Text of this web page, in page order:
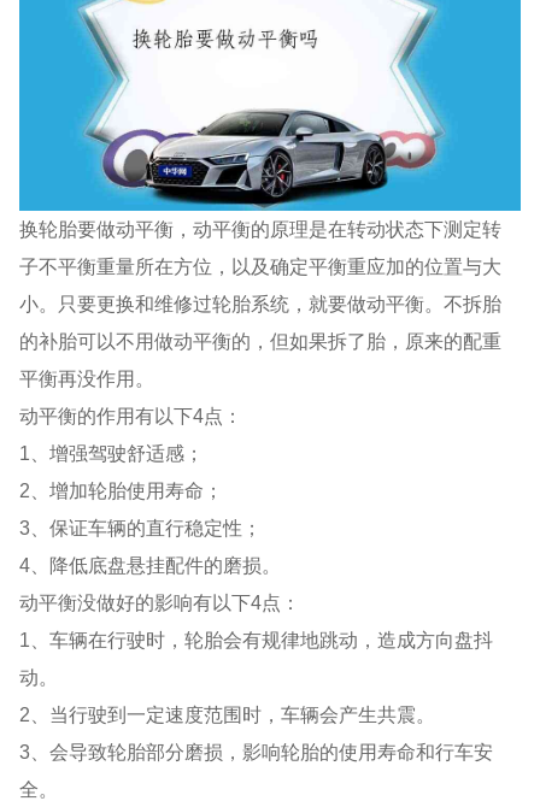
换轮胎要做动平衡，动平衡的原理是在转动状态下测定转
子不平衡重量所在方位，以及确定平衡重应加的位置与大
小。只要更换和维修过轮胎系统，就要做动平衡。不拆胎
的补胎可以不用做动平衡的，但如果拆了胎，原来的配重
平衡再没作用。
动平衡的作用有以下4点：
1、增强驾驶舒适感；
2、增加轮胎使用寿命；
3、保证车辆的直行稳定性；
4、降低底盘悬挂配件的磨损。
动平衡没做好的影响有以下4点：
1、车辆在行驶时，轮胎会有规律地跳动，造成方向盘抖
动。
2、当行驶到一定速度范围时，车辆会产生共震。
3、会导致轮胎部分磨损，影响轮胎的使用寿命和行车安
全。